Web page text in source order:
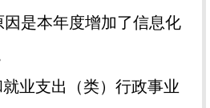
因是本年度增加了信息化
业支出（类）行政事业